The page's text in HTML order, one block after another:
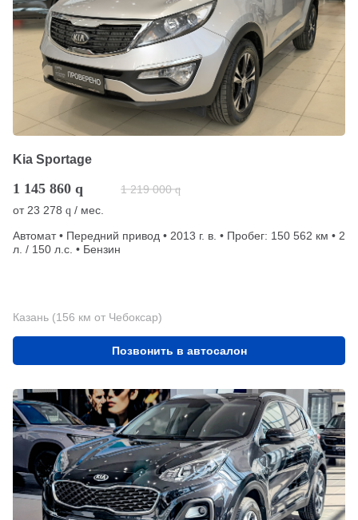
Kia Sportage
1 145 860 q 1 219 000 q
от 23 278 q / мес.
Автомат • Передний привод • 2013 г. в. • Пробег: 150 562 км • 2
л. / 150 л.с. • Бензин
Казань (156 км от Чебоксар)
Позвонить в автосалон